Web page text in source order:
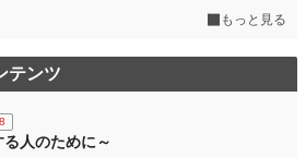
もっと見る
テンツ
人のために～